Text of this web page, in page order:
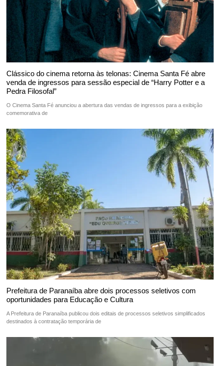
Clássico do cinema retorna às telonas: Cinema Santa Fé abre
venda de ingressos para sessão especial de “Harry Potter e a
Pedra Filosofal”
O Cinema Santa Fé anunciou a abertura das vendas de ingressos para a exibição
comemorativa de
Prefeitura de Paranaíba abre dois processos seletivos com
oportunidades para Educação e Cultura
A Prefeitura de Paranaíba publicou dois editais de processos seletivos simplificados
destinados à contratação temporária de